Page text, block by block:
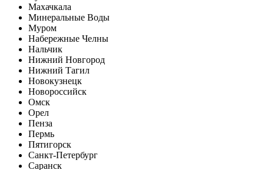
Махачкала
Минеральные Воды
Муром
Набережные Челны
Нальчик
Нижний Новгород
Нижний Тагил
Новокузнецк
Новороссийск
Омск
Орел
Пенза
Пермь
Пятигорск
Санкт-Петербург
Саранск